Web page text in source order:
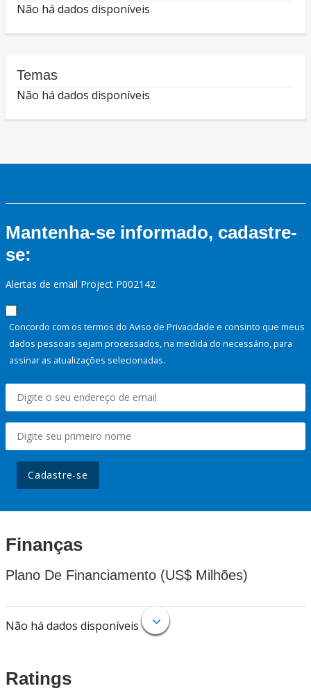
Não há dados disponíveis
Temas
Não há dados disponíveis
Mantenha-se informado, cadastre-
se:
Alertas de email Project P002142
Concordo com os termos do Aviso de Privacidade e consinto que meus
dados pessoais sejam processados, na medida do necessário, para
assinar as atualizações selecionadas.
Cadastre-se
Finanças
Plano De Financiamento (US$ Milhões)
Não há dados disponíveis
Ratings